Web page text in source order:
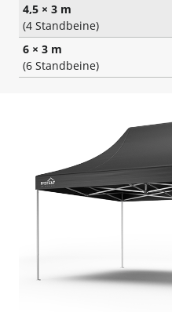
4,5 × 3 m
(4 Standbeine)
6 × 3 m
(6 Standbeine)